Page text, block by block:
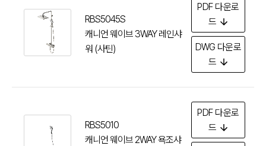
RBS5045S
캐니언 웨이브 3WAY 레인샤
워 (사틴)
PDF다운로
드
DWG 다운로
드
RBS5010
캐니언 웨이브 2WAY 욕조샤
PDF다운로
드